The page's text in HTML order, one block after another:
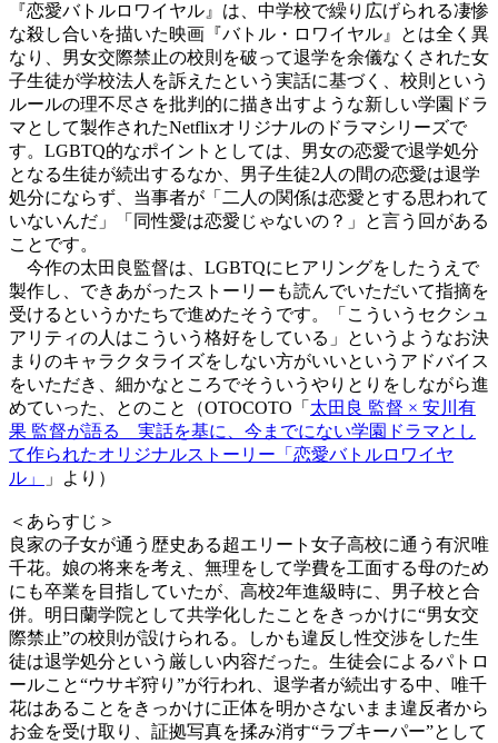
『恋愛バトルロワイヤル』は、中学校で繰り広げられる凄惨
な殺し合いを描いた映画『バトル・ロワイヤル』とは全く異
なり、男女交際禁止の校則を破って退学を余儀なくされた女
子生徒が学校法人を訴えたという実話に基づく、校則という
ルールの理不尽さを批判的に描き出すような新しい学園ドラ
マとして製作されたNetflixオリジナルのドラマシリーズで
す。LGBTQ的なポイントとしては、男女の恋愛で退学処分
となる生徒が続出するなか、男子生徒2人の間の恋愛は退学
処分にならず、当事者が「二人の関係は恋愛とする思われて
いないんだ」「同性愛は恋愛じゃないの？」と言う回がある
ことです。
今作の太田良監督は、LGBTQにヒアリングをしたうえで
製作し、できあがったストーリーも読んでいただいて指摘を
受けるというかたちで進めたそうです。「こういうセクシュ
アリティの人はこういう格好をしている」というようなお決
まりのキャラクタライズをしない方がいいというアドバイス
をいただき、細かなところでそういうやりとりをしながら進
めていった、とのこと（OTOCOTO「 太田良 監督 × 安川有
果 監督が語る 実話を基に、今までにない学園ドラマとし
て作られたオリジナルストーリー「恋愛バトルロワイヤ
ル」
」より）
＜あらすじ＞
良家の子女が通う歴史ある超エリート女子高校に通う有沢唯
千花。娘の将来を考え、無理をして学費を工面する母のため
にも卒業を目指していたが、高校2年進級時に、男子校と合
併。明日蘭学院として共学化したことをきっかけに“男女交
際禁止”の校則が設けられる。しかも違反し性交渉をした生
徒は退学処分という厳しい内容だった。生徒会によるパトロ
ールこと“ウサギ狩り”が行われ、退学者が続出する中、唯千
花はあることをきっかけに正体を明かさないまま違反者から
お金を受け取り、証拠写真を揉み消す“ラブキーパー”として